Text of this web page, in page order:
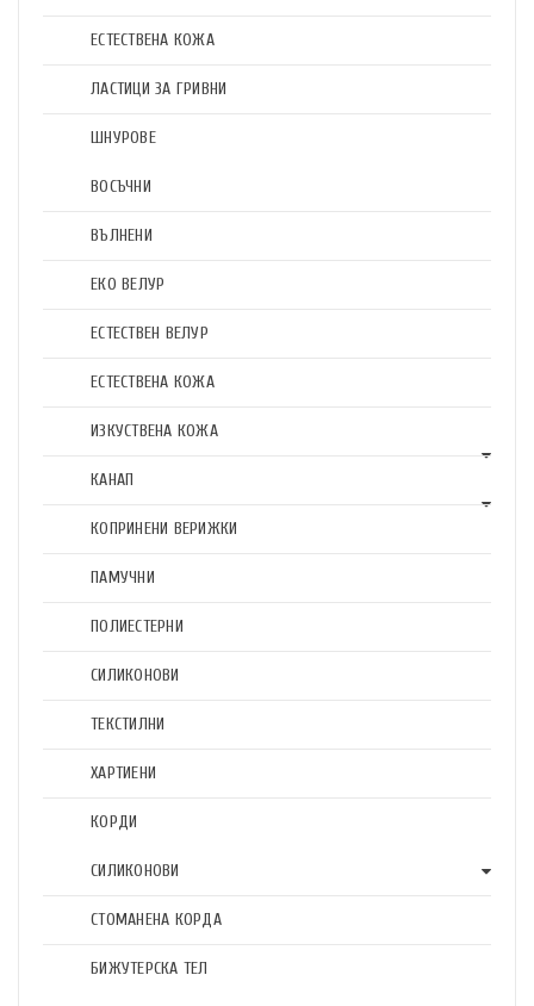
ЕСТЕСТВЕНА КОЖА
ЛАСТИЦИ ЗА ГРИВНИ
ШНУРОВЕ
ВОСЪЧНИ
ВЪЛНЕНИ
ЕКО ВЕЛУР
ЕСТЕСТВЕН ВЕЛУР
ЕСТЕСТВЕНА КОЖА
ИЗКУСТВЕНА КОЖА
КАНАП
КОПРИНЕНИ ВЕРИЖКИ
ПАМУЧНИ
ПОЛИЕСТЕРНИ
СИЛИКОНОВИ
ТЕКСТИЛНИ
ХАРТИЕНИ
КОРДИ
СИЛИКОНОВИ
СТОМАНЕНА КОРДА
БИЖУТЕРСКА ТЕЛ